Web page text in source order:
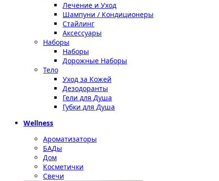
Лечение и Уход
Шампуни / Кондиционеры
Стайлинг
Аксессуары
Наборы
Наборы
Дорожные Наборы
Тело
Уход за Кожей
Дезодоранты
Гели для Душа
Губки для Душа
Wellness
Ароматизаторы
БАДы
Дом
Косметички
Свечи